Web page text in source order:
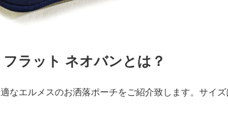
フラット ネオバンとは？
なエルメスのお洒落ポーチをご紹介致します。サイ